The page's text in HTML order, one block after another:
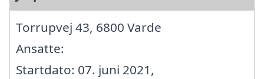
Torrupvej 43, 6800 Varde
Ansatte:
Startdato: 07. juni 2021,